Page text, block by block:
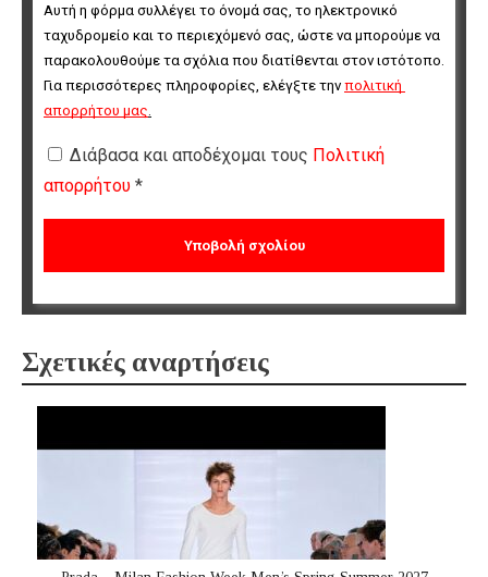
Αυτή η φόρμα συλλέγει το όνομά σας, το ηλεκτρονικό
ταχυδρομείο και το περιεχόμενό σας, ώστε να μπορούμε να
παρακολουθούμε τα σχόλια που διατίθενται στον ιστότοπο.
Για περισσότερες πληροφορίες, ελέγξτε την πολιτική
απορρήτου μας
Διάβασα και αποδέχομαι τους Πολιτική
απορρήτου *
Σχετικές αναρτήσεις